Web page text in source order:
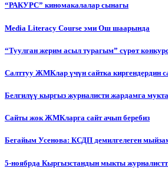
“РАКУРС” киномакалалар сынагы
Media Literacy Сourse эми Ош шаарында
“Туулган жерим асыл турагым” сүрөт
Салттуу ЖМКлар үчүн сайтка киргендердин
Белгилүү кыргыз журналисти жардамга
Сайты жок ЖМКларга сайт ачып беребиз
Бегайым Усенова: КСДП демилгелеген
5-ноябрда Кыргызстандын мыкты